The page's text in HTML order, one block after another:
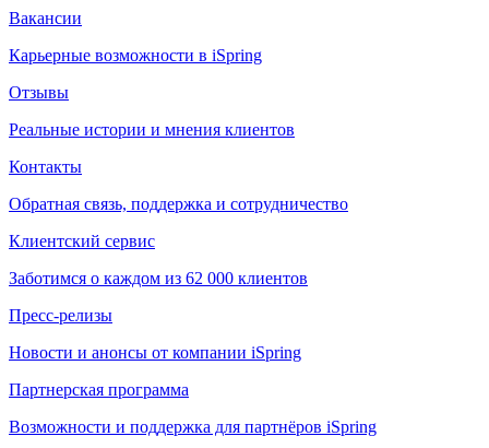
Вакансии
Карьерные возможности в iSpring
Отзывы
Реальные истории и мнения клиентов
Контакты
Обратная связь, поддержка и сотрудничество
Клиентский сервис
Заботимся о каждом из 62 000 клиентов
Пресс-релизы
Новости и анонсы от компании iSpring
Партнерская программа
Возможности и поддержка для партнёров iSpring